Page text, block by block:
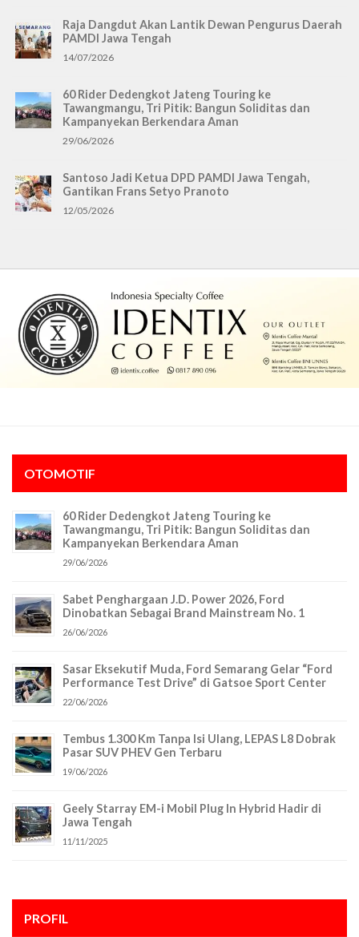
Raja Dangdut Akan Lantik Dewan Pengurus Daerah
PAMDI Jawa Tengah
14/07/2026
60 Rider Dedengkot Jateng Touring ke
Tawangmangu, Tri Pitik: Bangun Soliditas dan
Kampanyekan Berkendara Aman
29/06/2026
Santoso Jadi Ketua DPD PAMDI Jawa Tengah,
Gantikan Frans Setyo Pranoto
12/05/2026
OTOMOTIF
60 Rider Dedengkot Jateng Touring ke
Tawangmangu, Tri Pitik: Bangun Soliditas dan
Kampanyekan Berkendara Aman
29/06/2026
Sabet Penghargaan J.D. Power 2026, Ford
Dinobatkan Sebagai Brand Mainstream No. 1
26/06/2026
Sasar Eksekutif Muda, Ford Semarang Gelar “Ford
Performance Test Drive” di Gatsoe Sport Center
22/06/2026
Tembus 1.300 Km Tanpa Isi Ulang, LEPAS L8 Dobrak
Pasar SUV PHEV Gen Terbaru
19/06/2026
Geely Starray EM-i Mobil Plug In Hybrid Hadir di
Jawa Tengah
11/11/2025
PROFIL